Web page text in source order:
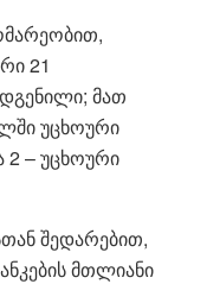
21
მათ
უცხოური
– უცხოური
შედარებით,
მთლიანი